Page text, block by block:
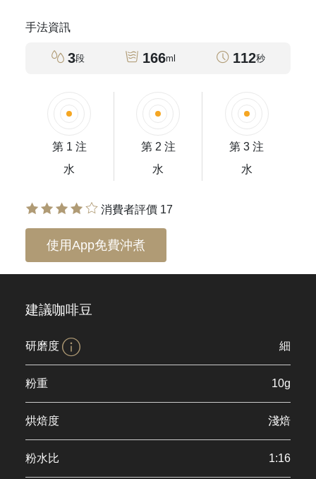
手法資訊
3段 166ml 112秒
第 1 注
水
第 2 注
水
第 3 注
水
消費者評價 17
使用App免費沖煮
建議咖啡豆
研磨度 細
粉重 10g
烘焙度 淺焙
粉水比 1:16